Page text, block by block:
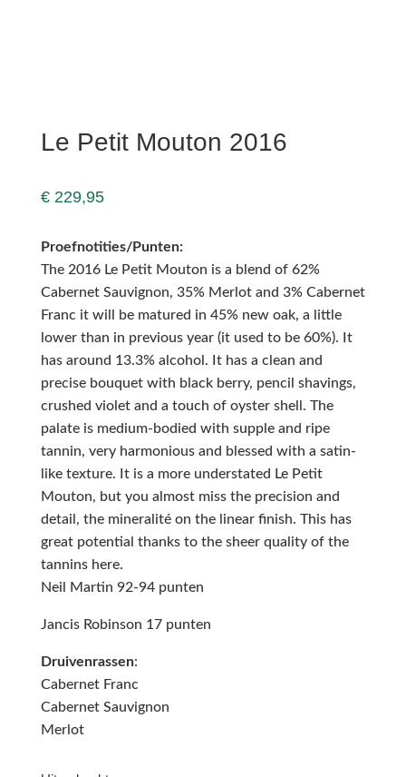
Le Petit Mouton 2016
€229,95
Proefnotities/Punten:
The 2016 Le Petit Mouton is a blend of 62%
Cabernet Sauvignon, 35% Merlot and 3% Cabernet
Franc it will be matured in 45% new oak, a little
lower than in previous year (it used to be 60%). It
has around 13.3% alcohol. It has a clean and
precise bouquet with black berry, pencil shavings,
crushed violet and a touch of oyster shell. The
palate is medium-bodied with supple and ripe
tannin, very harmonious and blessed with a satin-
like texture. It is a more understated Le Petit
Mouton, but you almost miss the precision and
detail, the mineralité on the linear finish. This has
great potential thanks to the sheer quality of the
tannins here.
Neil Martin 92-94 punten
Jancis Robinson 17 punten
Druivenrassen:
Cabernet Franc
Cabernet Sauvignon
Merlot